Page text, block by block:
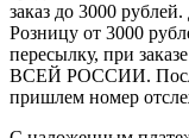
заказ до 3000
Розницу от 3000
пересылку, при
ВСЕЙ РОССИИ.
пришлем номер